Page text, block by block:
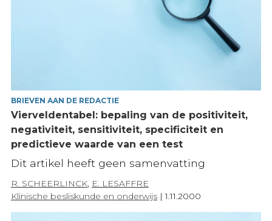
BRIEVEN AAN DE REDACTIE
Vierveldentabel: bepaling van de positiviteit,
negativiteit, sensitiviteit, specificiteit en
predictieve waarde van een test
Dit artikel heeft geen samenvatting
R. SCHEERLINCK, E. LESAFFRE
Klinische besliskunde en onderwijs |1.11.2000